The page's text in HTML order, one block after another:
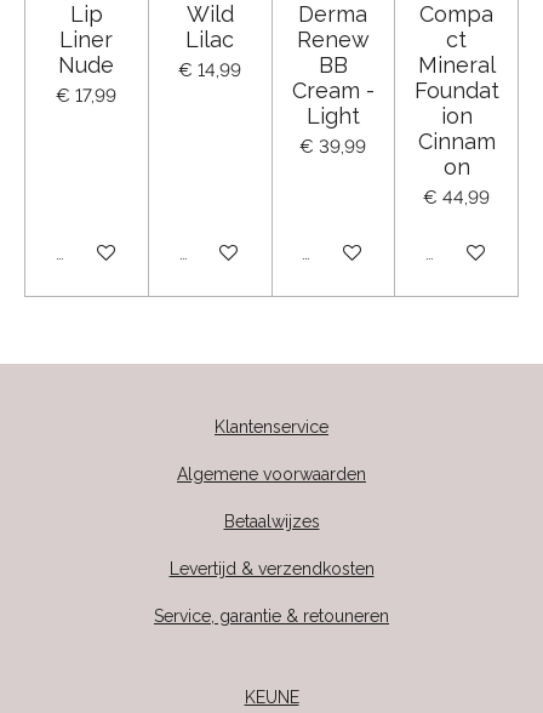
Lip
Liner
Nude
€ 17,99
Uitverkocht
Wild
Lilac
€ 14,99
Uitverkocht
Derma
Renew
BB
Cream -
Light
€ 39,99
Uitverkocht
Compa
ct
Mineral
Foundat
ion
Cinnam
on
€ 44,99
Uitverkocht
Klantenservice
Algemene voorwaarden
Betaalwijzes
Levertijd & verzendkosten
Service, garantie & retouneren
KEUNE